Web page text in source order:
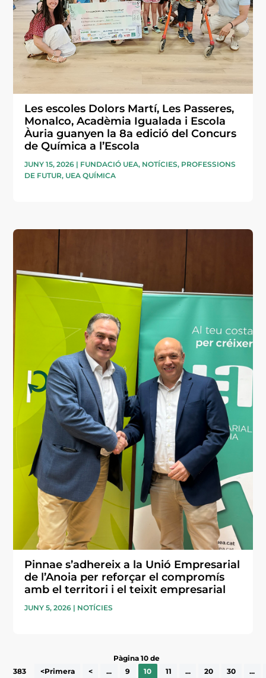
Les escoles Dolors Martí, Les Passeres,
Monalco, Acadèmia Igualada i Escola
Àuria guanyen la 8a edició del Concurs
de Química a l’Escola
JUNY 15, 2026 | FUNDACIÓ UEA, NOTÍCIES, PROFESSIONS
DE FUTUR, UEA QUÍMICA
Pinnae s’adhereix a la Unió Empresarial
de l’Anoia per reforçar el compromís
amb el territori i el teixit empresarial
JUNY 5, 2026 | NOTÍCIES
Pàgina 10 de
383
<Primera < ... 9 10 11 ... 20 30 ...